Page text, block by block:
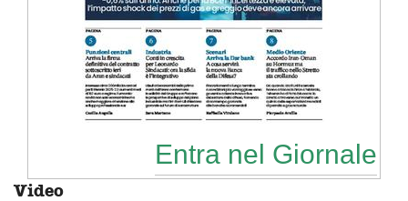
Entra nel Giornale
Video